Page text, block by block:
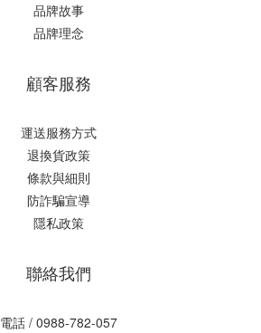
品牌故事
品牌理念
顧客服務
運送服務方式
退換貨政策
條款與細則
防詐騙宣導
隱私政策
聯絡我們
電話 / 0988-782-057